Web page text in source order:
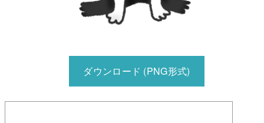
ダウンロード (PNG形式)